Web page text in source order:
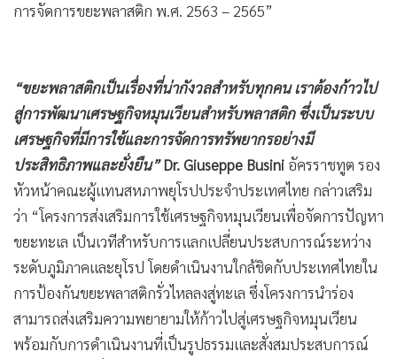
การจัดการขยะพลาสติก พ.ศ. 2563 – 2565”
“ขยะพลาสติกเป็นเรื่องที่น่ากังวลสำหรับทุกคน เราต้องก้าวไป
สู่การพัฒนาเศรษฐกิจหมุนเวียนสำหรับพลาสติก ซึ่งเป็นระบบ
เศรษฐกิจที่มีการใช้และการจัดการทรัพยากรอย่างมี
ประสิทธิภาพและยั่งยืน” Dr. Giuseppe Busini อัครราชทูต รอง
หัวหน้าคณะผู้แทนสหภาพยุโรปประจำประเทศไทย กล่าวเสริม
ว่า “โครงการส่งเสริมการใช้เศรษฐกิจหมุนเวียนเพื่อจัดการปัญหา
ขยะทะเล เป็นเวทีสำหรับการแลกเปลี่ยนประสบการณ์ระหว่าง
ระดับภูมิภาคและยุโรป โดยดำเนินงานใกล้ชิดกับประเทศไทยใน
การป้องกันขยะพลาสติกรั่วไหลลงสู่ทะเล ซึ่งโครงการนำร่อง
สามารถส่งเสริมความพยายามให้ก้าวไปสู่เศรษฐกิจหมุนเวียน
พร้อมกับการดำเนินงานที่เป็นรูปธรรมและสั่งสมประสบการณ์